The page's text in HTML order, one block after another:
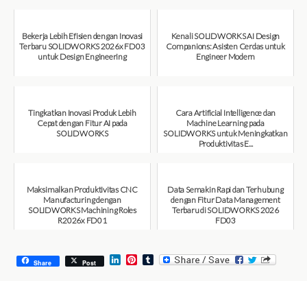
Bekerja Lebih Efisien dengan Inovasi
Terbaru SOLIDWORKS 2026x FD03
untuk Design Engineering
Kenali SOLIDWORKS AI Design
Companions: Asisten Cerdas untuk
Engineer Modern
Tingkatkan Inovasi Produk Lebih
Cepat dengan Fitur AI pada
SOLIDWORKS
Cara Artificial Intelligence dan
Machine Learning pada
SOLIDWORKS untuk Meningkatkan
Produktivitas E...
Maksimalkan Produktivitas CNC
Manufacturing dengan
SOLIDWORKS Machining Roles
R2026x FD01
Data Semakin Rapi dan Terhubung
dengan Fitur Data Management
Terbaru di SOLIDWORKS 2026
FD03
Share Post
L
P
T